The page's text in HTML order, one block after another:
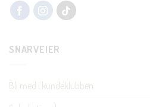
SNARVEIER
Bli med i kundeklubben